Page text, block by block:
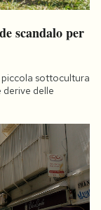
scandalo per
piccola sottocultura
derive delle